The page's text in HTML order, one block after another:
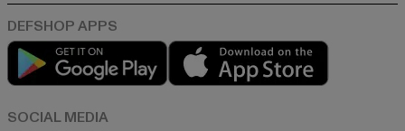
Play market